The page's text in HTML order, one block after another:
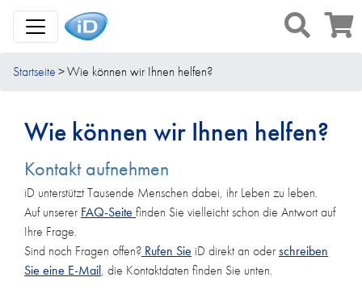
Toggle Navigation
Startseite Wie können wir Ihnen helfen?​
Wie können wir Ihnen helfen?​
Kontakt aufnehmen
iD unterstützt Tausende Menschen dabei, ihr Leben zu leben.
Auf unserer FAQ-Seite finden Sie vielleicht schon die Antwort auf
Ihre Frage.​ ​
Sind noch Fragen offen? Rufen Sie iD direkt an oderschreiben
Sie eine E-Mail, die Kontaktdaten finden Sie unten.​